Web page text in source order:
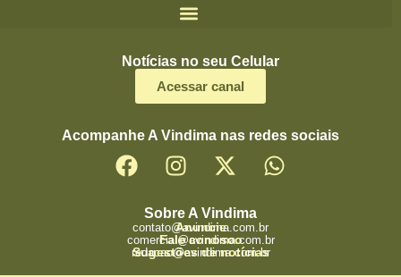
Notícias no seu Celular
Acessar canal
Acompanhe A Vindima nas redes sociais
Sobre A Vindima
Anuncie
contato@avindima.com.br
Fale conosco
comercial@avindima.com.br
Sugestões de notícias
redacao@avindima.com.br